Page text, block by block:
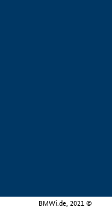
BMWi.de, 2021 ©